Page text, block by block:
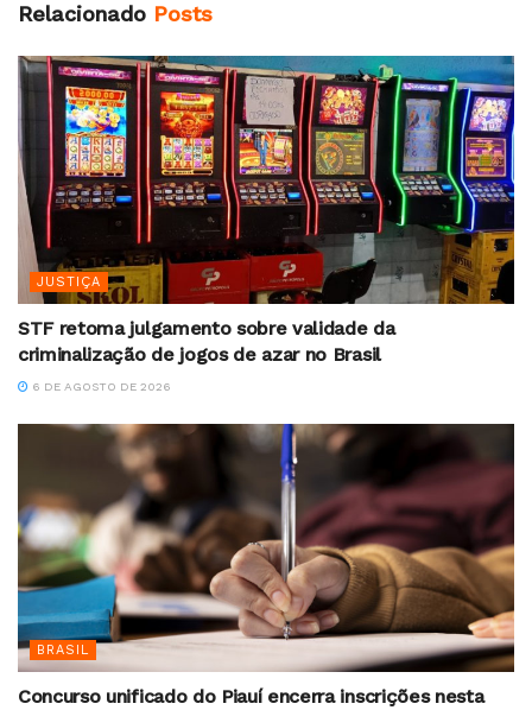
Relacionado Posts
JUSTIÇA
STF retoma julgamento sobre validade da
criminalização de jogos de azar no Brasil
6 DE AGOSTO DE 2026
BRASIL
Concurso unificado do Piauí encerra inscrições nesta